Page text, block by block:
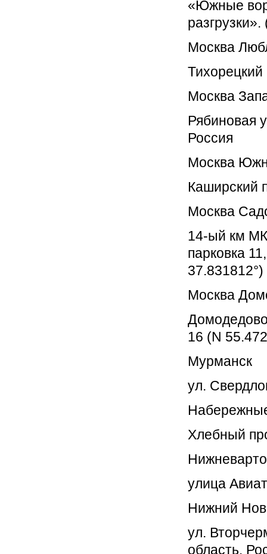
«Южные
Москва
Москва
Рябиновая
Россия
Москва
Каширский
Москва
14-ый км
парковка
37.831812°)
Москва
16 (N
Мурманск
ул.
Хлебный
улица
Нижний
ул.
область,